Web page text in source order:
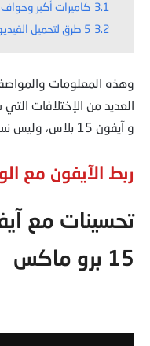
3.1 كاميرات أكبر وحواف
3.2 5 طرق لتحميل الفيديوهات على الآيفون
و آيفون 15 بلاس، وليس نسخة البرو والبرو ماكس فقط.
ربط الآيفون مع
15 برو ماكس